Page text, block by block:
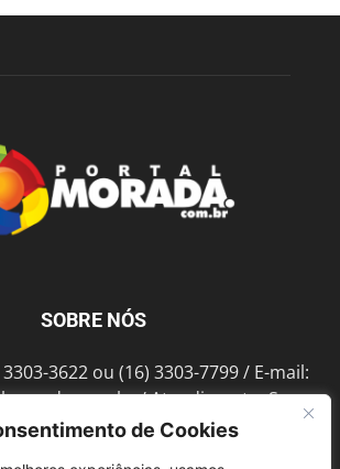
de Cookies
SOBRE NÓS
3622 ou (16) 3303-7799 / E-mail:
/ Atendimento: Seg a
/ Endereço: Av. Bento de Abreu, 889